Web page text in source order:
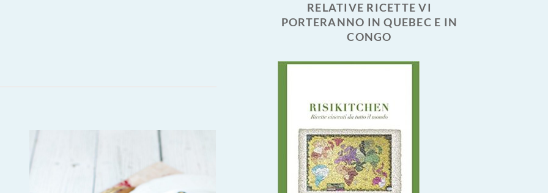
RELATIVE RICETTE VI
PORTERANNO IN QUEBEC E IN
CONGO